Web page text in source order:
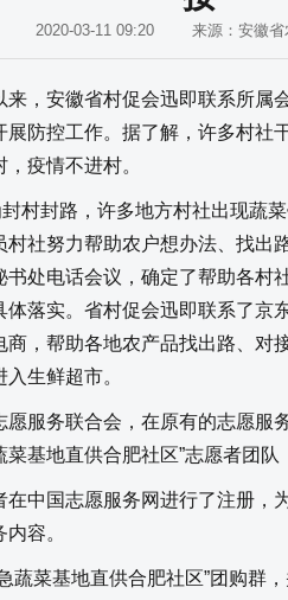
2020-03-11 09:20 来源：安徽省
安徽省村促会迅即联系所属
展防控工作。据了解，许多村社
疫情不进村。
封路，许多地方村社出现蔬菜
村社努力帮助农户想办法、找出
书处电话会议，确定了帮助各村
体落实。省村促会迅即联系了京
商，帮助各地农产品找出路、对
生鲜超市。
务联合会，在原有的志愿服
菜基地直供合肥社区”志愿者团
国志愿服务网进行了注册，
容。
菜基地直供合肥社区”团购群